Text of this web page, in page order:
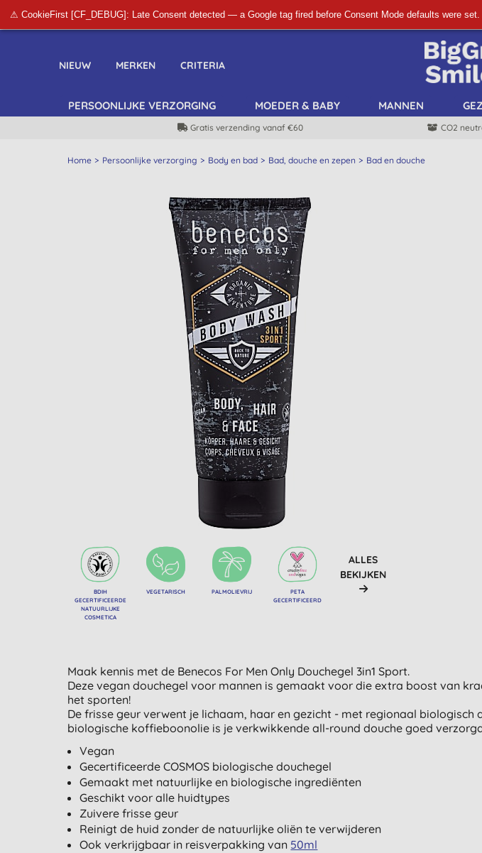
⚠ CookieFirst [CF_DEBUG]: Late Consent detected — a Google tag fired before Consent Mode defaults were set.
SCHRIJF ME IN!
NIEUW MERKEN CRITERIA
PERSOONLIJKE VERZORGING MOEDER & BABY MANNEN
Gratis verzending vanaf €60 CO2
Home Persoonlijke verzorging Body en bad Bad, douche en zepen Bad en douche
BDIH
GECERTIFICEERDE
NATUURLIJKE
COSMETICA
VEGETARISCH PALMOLIEVRIJ
PETA
GECERTIFICEERD
ALLES
BEKIJKEN
Maak kennis met de Benecos For Men Only Douchegel 3in1 Sport.
Deze vegan douchegel voor mannen is gemaakt voor die extra boost van
het sporten!
De frisse geur verwent je lichaam, haar en gezicht - met regionaal biologisch
biologische koffieboonolie is je verkwikkende all-round douche goed
Vegan
Gecertificeerde COSMOS biologische douchegel
Gemaakt met natuurlijke en biologische ingrediënten
Geschikt voor alle huidtypes
Zuivere frisse geur
Reinigt de huid zonder de natuurlijke oliën te verwijderen
Ook verkrijgbaar in reisverpakking van 50ml